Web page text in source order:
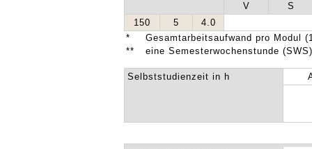
V
S
150
5
4.0
*
Gesamtarbeitsaufwand pro Modul
**
eine Semesterwochenstunde
Selbststudienzeit in h